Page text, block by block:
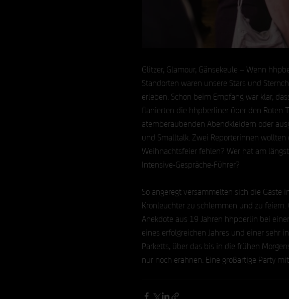
Glitzer, Glamour, Gänsekeule – Wenn
Standorten waren unsere Stars und
erleben. Schon beim Empfang war klar,
flanierten die hhpberliner über den Roten
atemberaubenden Abendkleidern oder
und Smalltalk. Zwei Reporterinnen
Weihnachtsfeier fehlen? Wer hat am
Intensive-Gespräche-Führer?
So angeregt versammelten sich die Gäste
Kronleuchter zu schlemmen und zu
Anekdote aus 19 Jahren hhpberlin bei
eines erfolgreichen Jahres und einer sehr
Parketts, über das bis in die frühen
nur noch erahnen. Eine großartige Party